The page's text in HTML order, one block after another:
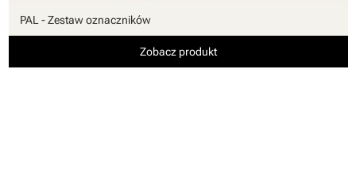
PAL - Zestaw oznaczników
Zobacz produkt